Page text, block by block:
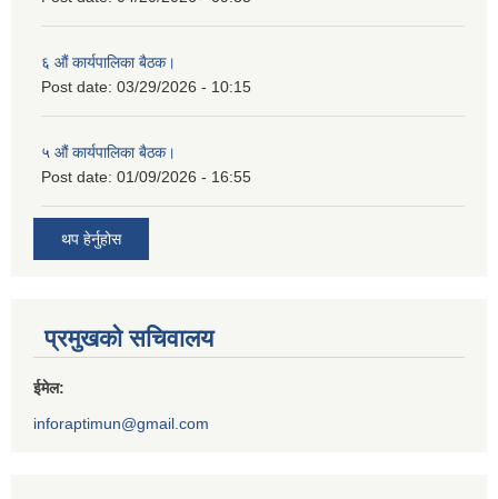
६ औं कार्यपालिका बैठक।
Post date: 03/29/2026 - 10:15
५ औं कार्यपालिका बैठक।
Post date: 01/09/2026 - 16:55
थप हेर्नुहोस
प्रमुखको सचिवालय
ईमेल:
inforaptimun@gmail.com